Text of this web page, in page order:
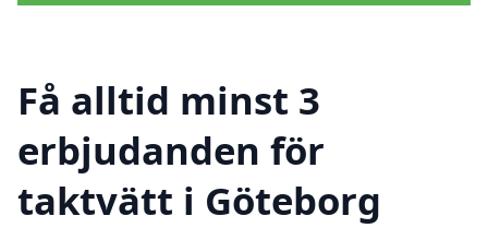
Få alltid minst 3
erbjudanden för
taktvätt i Göteborg